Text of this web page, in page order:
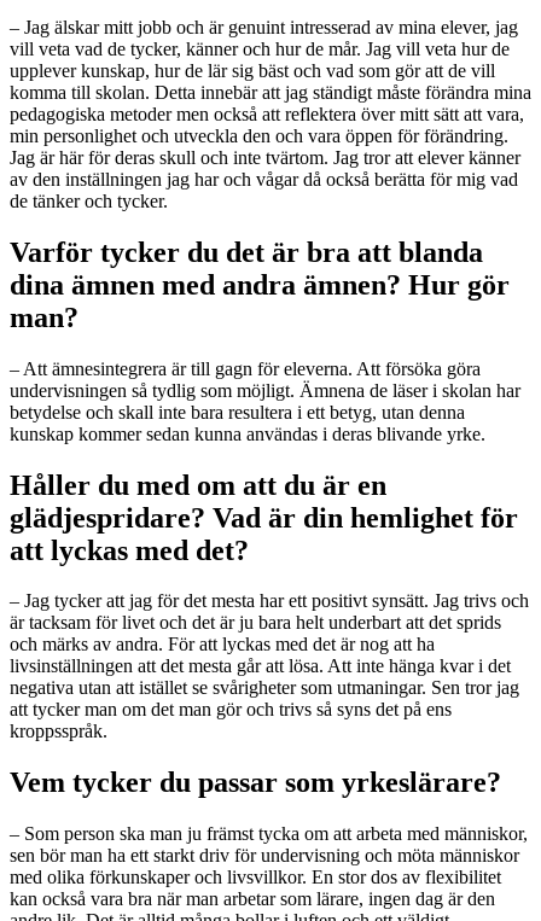
– Jag älskar mitt jobb och är genuint intresserad av mina elever, jag
vill veta vad de tycker, känner och hur de mår. Jag vill veta hur de
upplever kunskap, hur de lär sig bäst och vad som gör att de vill
komma till skolan. Detta innebär att jag ständigt måste förändra mina
pedagogiska metoder men också att reflektera över mitt sätt att vara,
min personlighet och utveckla den och vara öppen för förändring.
Jag är här för deras skull och inte tvärtom. Jag tror att elever känner
av den inställningen jag har och vågar då också berätta för mig vad
de tänker och tycker.
Varför tycker du det är bra att blanda
dina ämnen med andra ämnen? Hur gör
man?
– Att ämnesintegrera är till gagn för eleverna. Att försöka göra
undervisningen så tydlig som möjligt. Ämnena de läser i skolan har
betydelse och skall inte bara resultera i ett betyg, utan denna
kunskap kommer sedan kunna användas i deras blivande yrke.
Håller du med om att du är en
glädjespridare? Vad är din hemlighet för
att lyckas med det?
– Jag tycker att jag för det mesta har ett positivt synsätt. Jag trivs och
är tacksam för livet och det är ju bara helt underbart att det sprids
och märks av andra. För att lyckas med det är nog att ha
livsinställningen att det mesta går att lösa. Att inte hänga kvar i det
negativa utan att istället se svårigheter som utmaningar. Sen tror jag
att tycker man om det man gör och trivs så syns det på ens
kroppsspråk.
Vem tycker du passar som yrkeslärare?
– Som person ska man ju främst tycka om att arbeta med människor,
sen bör man ha ett starkt driv för undervisning och möta människor
med olika förkunskaper och livsvillkor. En stor dos av flexibilitet
kan också vara bra när man arbetar som lärare, ingen dag är den